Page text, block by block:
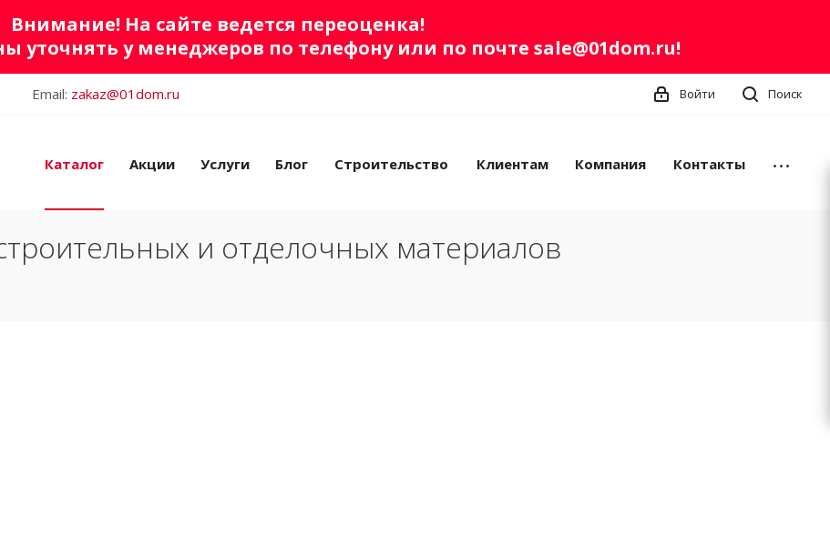
Внимание! На сайте ведется переоценка!
уточнять у менеджеров по телефону или по почте sale@01dom.ru!
Email: zakaz@01dom.ru Поиск
Войти
Каталог Акции Услуги Блог Строительство Клиентам Компания Контакты
и отделочных материалов